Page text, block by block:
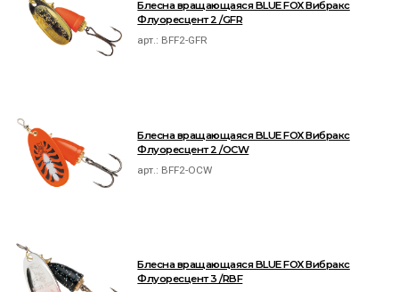
Блесна вращающаяся BLUE FOX Вибракс
Флуоресцент 2 /GFR
арт.: BFF2-GFR
Блесна вращающаяся BLUE FOX Вибракс
Флуоресцент 2 /OCW
арт.: BFF2-OCW
Блесна вращающаяся BLUE FOX Вибракс
Флуоресцент 3 /RBF